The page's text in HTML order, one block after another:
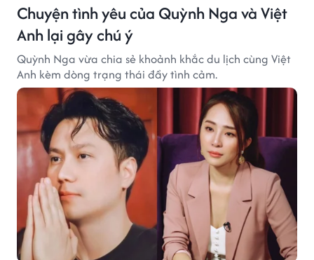
Chuyện tình yêu của Quỳnh Nga và Việt
Anh lại gây chú ý
Quỳnh Nga vừa chia sẻ khoảnh khắc du lịch cùng Việt
Anh kèm dòng trạng thái đầy tình cảm.